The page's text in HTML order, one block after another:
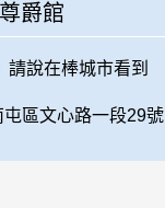
爵館
請說在棒城市看到
區文心路一段29號